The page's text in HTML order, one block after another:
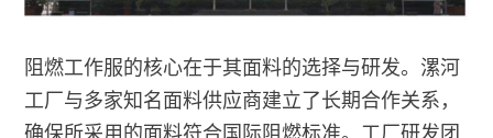
阻燃工作服的核心在于其面料的选择与研发。漯河
工厂与多家知名面料供应商建立了长期合作关系，
确保所采用的面料符合国际阻燃标准。工厂研发团